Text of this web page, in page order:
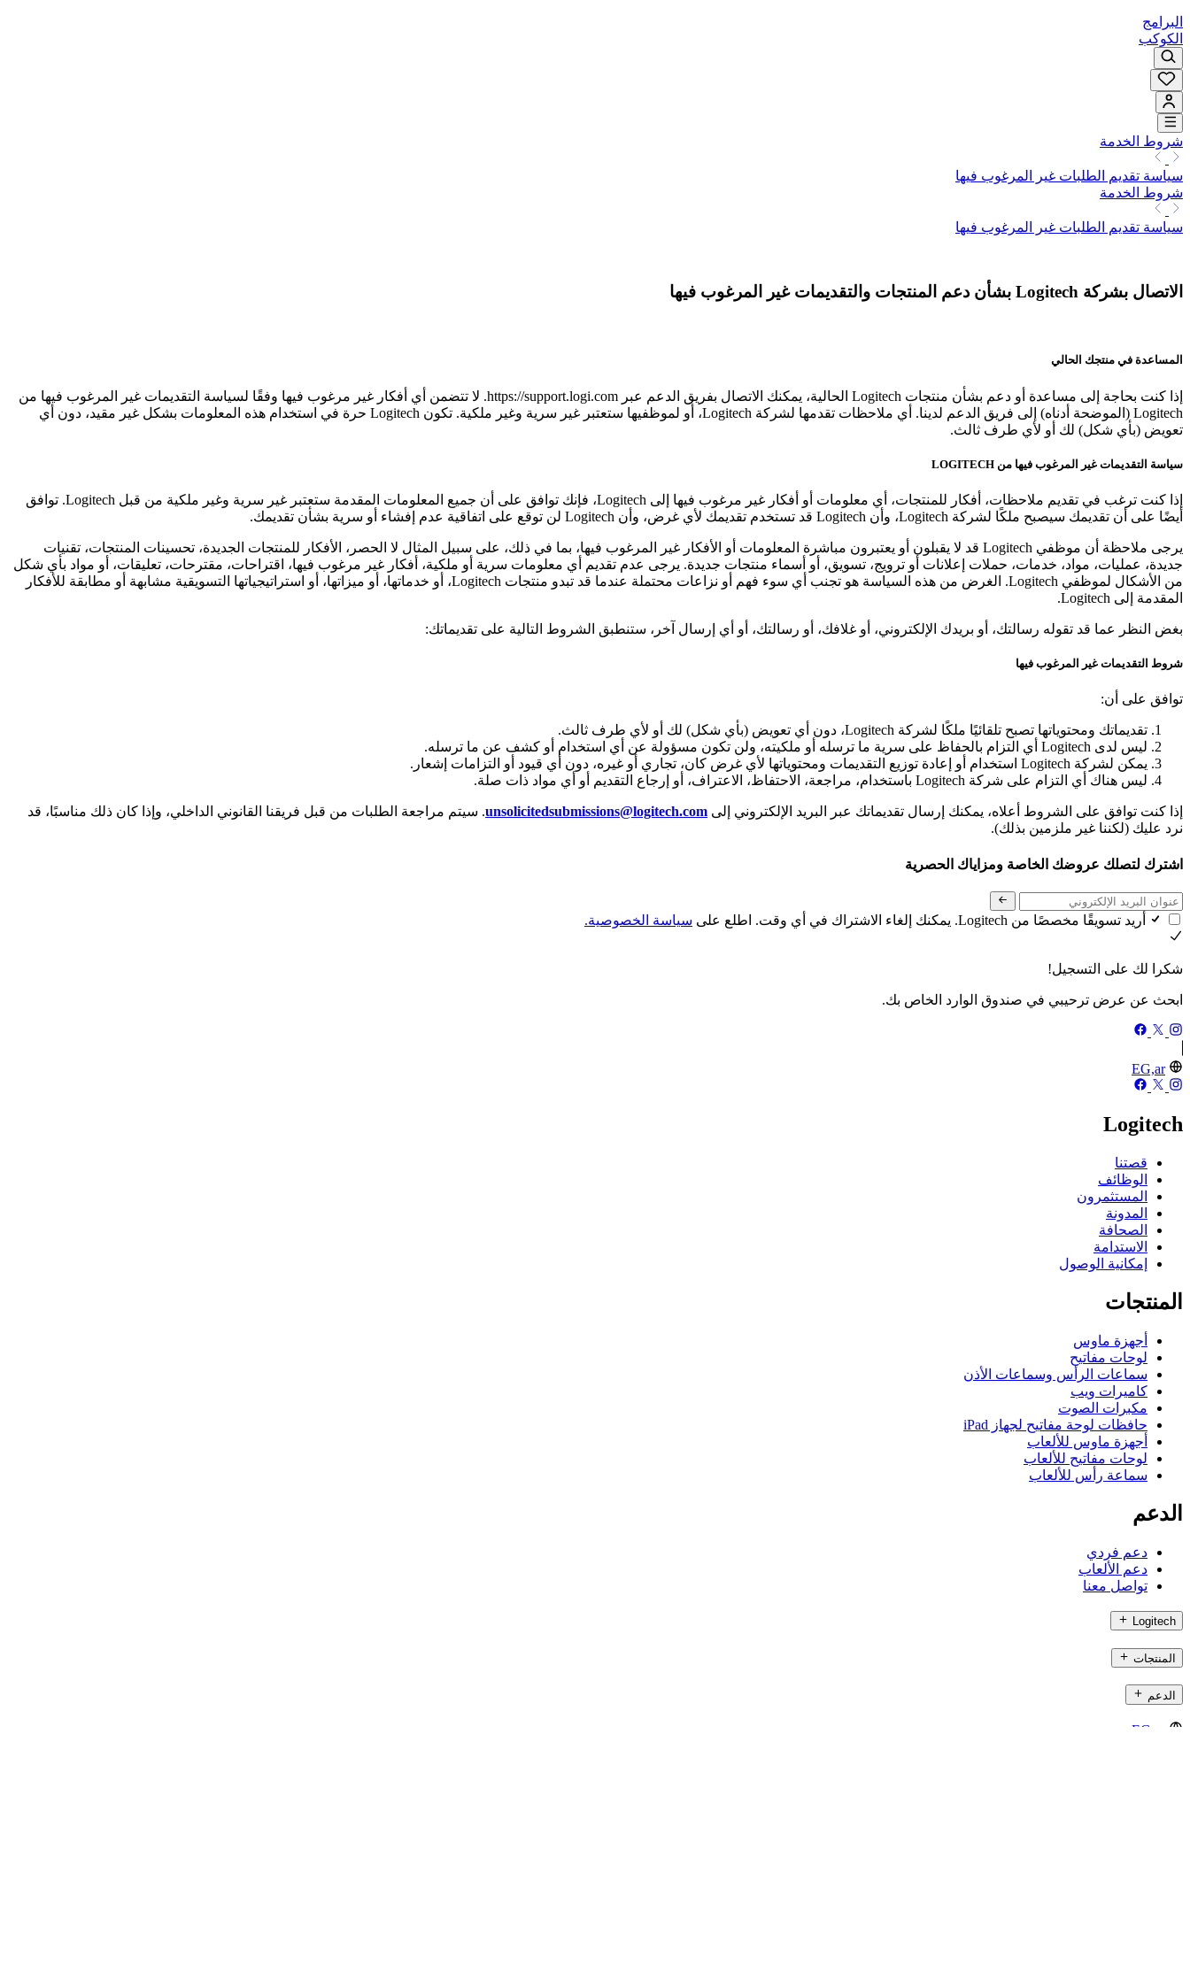
البرامج
الكوكب
شروط الخدمة
سياسة تقديم الطلبات غير المرغوب فيها
شروط الخدمة
سياسة تقديم الطلبات غير المرغوب فيها
الاتصال بشركة Logitech بشأن دعم المنتجات والتقديمات غير المرغوب فيها
المساعدة في منتجك الحالي
إذا كنت بحاجة إلى مساعدة أو دعم بشأن منتجات Logitech الحالية، يمكنك الاتصال بفريق الدعم عبر https://support.logi.com. لا تتضمن أي أفكار غير مرغوب فيها وفقًا لسياسة التقديمات غير المرغوب فيها من
Logitech (الموضحة أدناه) إلى فريق الدعم لدينا. أي ملاحظات تقدمها لشركة Logitech، أو لموظفيها ستعتبر غير سرية وغير ملكية. تكون Logitech حرة في استخدام هذه المعلومات بشكل غير مقيد، دون أي
تعويض (بأي شكل) لك أو لأي طرف ثالث.
سياسة التقديمات غير المرغوب فيها من LOGITECH
إذا كنت ترغب في تقديم ملاحظات، أفكار للمنتجات، أي معلومات أو أفكار غير مرغوب فيها إلى Logitech، فإنك توافق على أن جميع المعلومات المقدمة ستعتبر غير سرية وغير ملكية من قبل Logitech. توافق
أيضًا على أن تقديمك سيصبح ملكًا لشركة Logitech، وأن Logitech قد تستخدم تقديمك لأي غرض، وأن Logitech لن توقع على اتفاقية عدم إفشاء أو سرية بشأن تقديمك.
يرجى ملاحظة أن موظفي Logitech قد لا يقبلون أو يعتبرون مباشرة المعلومات أو الأفكار غير المرغوب فيها، بما في ذلك، على سبيل المثال لا الحصر، الأفكار للمنتجات الجديدة، تحسينات المنتجات، تقنيات
جديدة، عمليات، مواد، خدمات، حملات إعلانات أو ترويج، تسويق، أو أسماء منتجات جديدة. يرجى عدم تقديم أي معلومات سرية أو ملكية، أفكار غير مرغوب فيها، اقتراحات، مقترحات، تعليقات، أو مواد بأي شكل
من الأشكال لموظفي Logitech. الغرض من هذه السياسة هو تجنب أي سوء فهم أو نزاعات محتملة عندما قد تبدو منتجات Logitech، أو خدماتها، أو ميزاتها، أو استراتيجياتها التسويقية مشابهة أو مطابقة للأفكار
المقدمة إلى Logitech.
بغض النظر عما قد تقوله رسالتك، أو بريدك الإلكتروني، أو غلافك، أو رسالتك، أو أي إرسال آخر، ستنطبق الشروط التالية على تقديماتك:
شروط التقديمات غير المرغوب فيها
توافق على أن:
تقديماتك ومحتوياتها تصبح تلقائيًا ملكًا لشركة Logitech، دون أي تعويض (بأي شكل) لك أو لأي طرف ثالث.
ليس لدى Logitech أي التزام بالحفاظ على سرية ما ترسله أو ملكيته، ولن تكون مسؤولة عن أي استخدام أو كشف عن ما ترسله.
يمكن لشركة Logitech استخدام أو إعادة توزيع التقديمات ومحتوياتها لأي غرض كان، تجاري أو غيره، دون أي قيود أو التزامات إشعار.
ليس هناك أي التزام على شركة Logitech باستخدام، مراجعة، الاحتفاظ، الاعتراف، أو إرجاع التقديم أو أي مواد ذات صلة.
إذا كنت توافق على الشروط أعلاه، يمكنك إرسال تقديماتك عبر البريد الإلكتروني إلى unsolicitedsubmissions@logitech.com. سيتم مراجعة الطلبات من قبل فريقنا القانوني الداخلي، وإذا كان ذلك مناسبًا، قد
نرد عليك (لكننا غير ملزمين بذلك).
اشترك لتصلك عروضك الخاصة ومزاياك الحصرية
أريد تسويقًا مخصصًا من Logitech. يمكنك إلغاء الاشتراك في أي وقت. اطلع على سياسة الخصوصية.
شكرا لك على التسجيل!
ابحث عن عرض ترحيبي في صندوق الوارد الخاص بك.
EG,ar
Logitech
قصتنا
الوظائف
المستثمرون
المدونة
الصحافة
الاستدامة
إمكانية الوصول
المنتجات
أجهزة ماوس
لوحات مفاتيح
سماعات الرأس وسماعات الأذن
كاميرات ويب
مكبرات الصوت
حافظات لوحة مفاتيح لجهاز iPad
أجهزة ماوس للألعاب
لوحات مفاتيح للألعاب
سماعة رأس للألعاب
الدعم
دعم فردي
دعم الألعاب
تواصل معنا
Logitech
المنتجات
الدعم
EG,ar